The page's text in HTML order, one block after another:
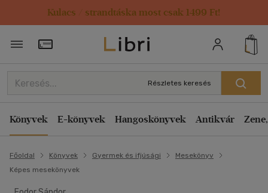
Kulacs / strandtáska most csak 1499 Ft!
Törzsvásárlói Kártya adatai
Részletes keresés
Könyvek E-könyvek Hangoskönyvek Antikvár
Főoldal Könyvek Gyermek és ifjúsági
Mesekönyv
Képes mesekönyvek